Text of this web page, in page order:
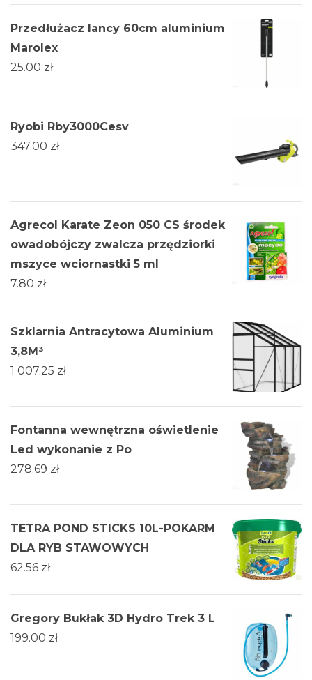
Przedłużacz lancy 60cm aluminium
Marolex
25.00 zł
Ryobi Rby3000Cesv
347.00 zł
Agrecol Karate Zeon 050 CS środek
owadobójczy zwalcza przędziorki
mszyce wciornastki 5 ml
7.80 zł
Szklarnia Antracytowa Aluminium
3,8M³
1 007.25 zł
Fontanna wewnętrzna oświetlenie
Led wykonanie z Po
278.69 zł
TETRA POND STICKS 10L-POKARM
DLA RYB STAWOWYCH
62.56 zł
Gregory Bukłak 3D Hydro Trek 3 L
199.00 zł